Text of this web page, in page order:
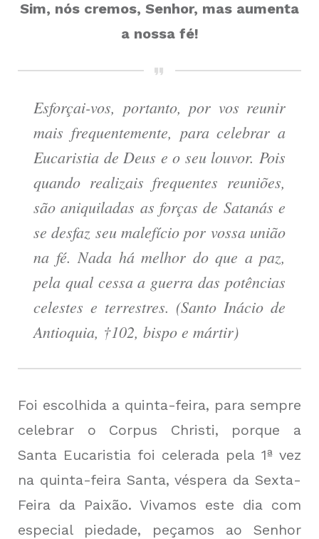
Sim, nós cremos, Senhor, mas aumenta
a nossa fé!
Esforçai-vos, portanto, por vos reunir
mais frequentemente, para celebrar a
Eucaristia de Deus e o seu louvor. Pois
quando realizais frequentes reuniões,
são aniquiladas as forças de Satanás e
se desfaz seu malefício por vossa união
na fé. Nada há melhor do que a paz,
pela qual cessa a guerra das potências
celestes e terrestres. (Santo Inácio de
Antioquia, †102, bispo e mártir)
Foi escolhida a quinta-feira, para sempre
celebrar o Corpus Christi, porque a
Santa Eucaristia foi celerada pela 1ª vez
na quinta-feira Santa, véspera da Sexta-
Feira da Paixão. Vivamos este dia com
especial piedade, peçamos ao Senhor